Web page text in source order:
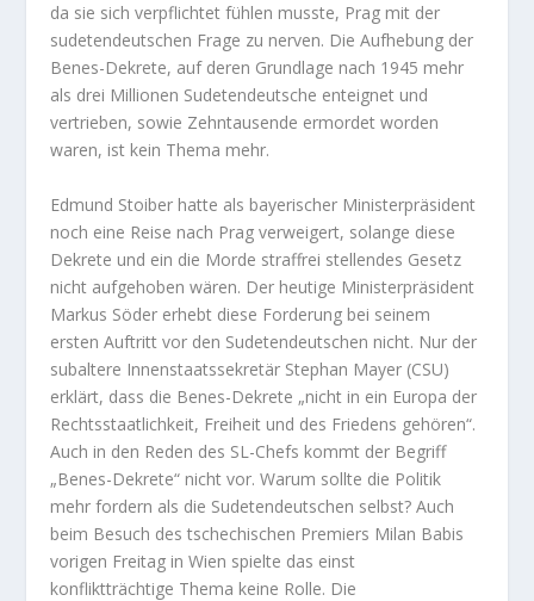
da sie sich verpflichtet fühlen musste, Prag mit der
sudetendeutschen Frage zu nerven. Die Aufhebung der
Benes-Dekrete, auf deren Grundlage nach 1945 mehr
als drei Millionen Sudetendeutsche enteignet und
vertrieben, sowie Zehntausende ermordet worden
waren, ist kein Thema mehr.
Edmund Stoiber hatte als bayerischer Ministerpräsident
noch eine Reise nach Prag verweigert, solange diese
Dekrete und ein die Morde straffrei stellendes Gesetz
nicht aufgehoben wären. Der heutige Ministerpräsident
Markus Söder erhebt diese Forderung bei seinem
ersten Auftritt vor den Sudetendeutschen nicht. Nur der
subaltere Innenstaatssekretär Stephan Mayer (CSU)
erklärt, dass die Benes-Dekrete „nicht in ein Europa der
Rechtsstaatlichkeit, Freiheit und des Friedens gehören“.
Auch in den Reden des SL-Chefs kommt der Begriff
„Benes-Dekrete“ nicht vor. Warum sollte die Politik
mehr fordern als die Sudetendeutschen selbst? Auch
beim Besuch des tschechischen Premiers Milan Babis
vorigen Freitag in Wien spielte das einst
konfliktträchtige Thema keine Rolle. Die